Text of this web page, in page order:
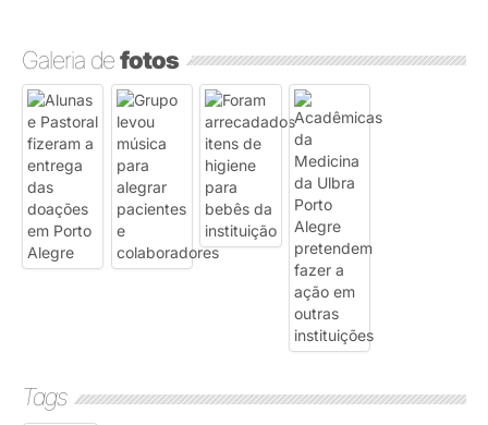
Galeria defotos
Tags